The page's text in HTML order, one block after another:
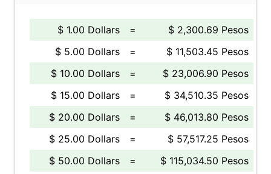
$ 1.00 Dollars =
$ 2,300.69 Pesos
$ 5.00 Dollars
=
$ 11,503.45 Pesos
$ 10.00 Dollars
=
$ 23,006.90 Pesos
$ 15.00 Dollars
=
$ 34,510.35 Pesos
$ 20.00 Dollars
=
$ 46,013.80 Pesos
$ 25.00 Dollars
=
$ 57,517.25 Pesos
$ 50.00 Dollars
=
$ 115,034.50 Pesos